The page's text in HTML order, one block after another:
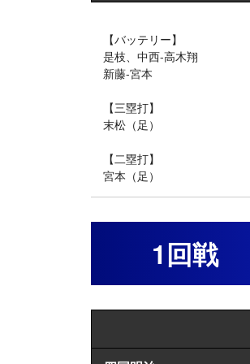
【バッテリー】
是枝、中西-高木翔
新藤-宮本
【三塁打】
末松（足）
【二塁打】
宮本（足）
1回戦